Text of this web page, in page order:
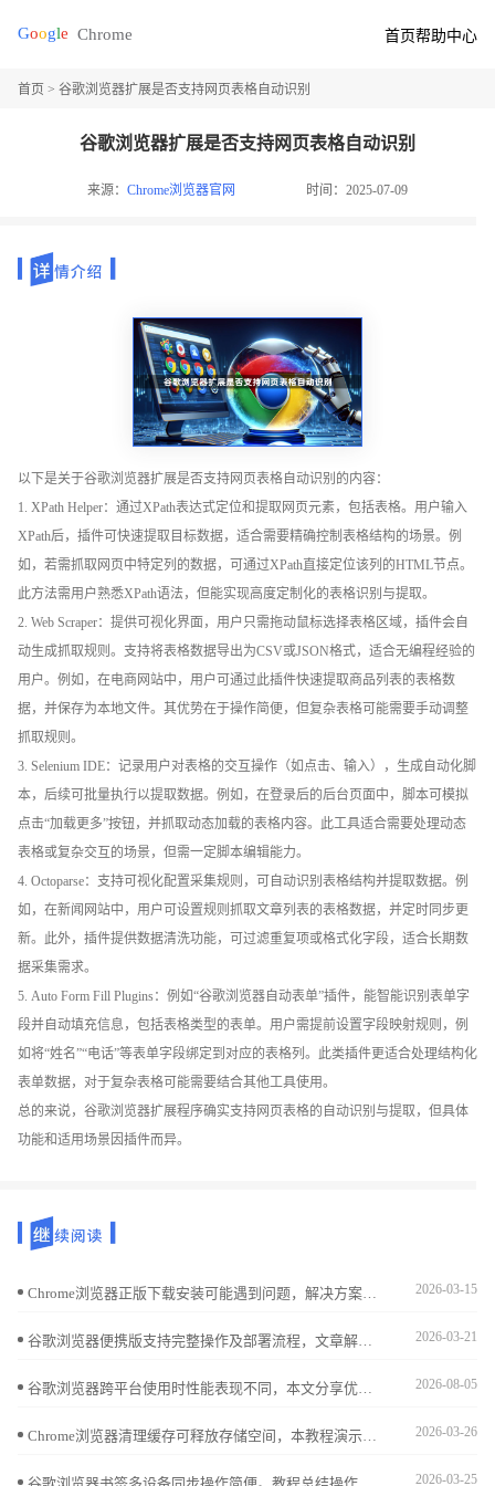
首页帮助中心
首页 > 谷歌浏览器扩展是否支持网页表格自动识别
谷歌浏览器扩展是否支持网页表格自动识别
来源：Chrome浏览器官网 时间：2025-07-09
以下是关于谷歌浏览器扩展是否支持网页表格自动识别的内容：
1. XPath Helper：通过XPath表达式定位和提取网页元素，包括表格。用户输入
XPath后，插件可快速提取目标数据，适合需要精确控制表格结构的场景。例
如，若需抓取网页中特定列的数据，可通过XPath直接定位该列的HTML节点。
此方法需用户熟悉XPath语法，但能实现高度定制化的表格识别与提取。
2. Web Scraper：提供可视化界面，用户只需拖动鼠标选择表格区域，插件会自
动生成抓取规则。支持将表格数据导出为CSV或JSON格式，适合无编程经验的
用户。例如，在电商网站中，用户可通过此插件快速提取商品列表的表格数
据，并保存为本地文件。其优势在于操作简便，但复杂表格可能需要手动调整
抓取规则。
3. Selenium IDE：记录用户对表格的交互操作（如点击、输入），生成自动化脚
本，后续可批量执行以提取数据。例如，在登录后的后台页面中，脚本可模拟
点击“加载更多”按钮，并抓取动态加载的表格内容。此工具适合需要处理动态
表格或复杂交互的场景，但需一定脚本编辑能力。
4. Octoparse：支持可视化配置采集规则，可自动识别表格结构并提取数据。例
如，在新闻网站中，用户可设置规则抓取文章列表的表格数据，并定时同步更
新。此外，插件提供数据清洗功能，可过滤重复项或格式化字段，适合长期数
据采集需求。
5. Auto Form Fill Plugins：例如“谷歌浏览器自动表单”插件，能智能识别表单字
段并自动填充信息，包括表格类型的表单。用户需提前设置字段映射规则，例
如将“姓名”“电话”等表单字段绑定到对应的表格列。此类插件更适合处理结构化
表单数据，对于复杂表格可能需要结合其他工具使用。
总的来说，谷歌浏览器扩展程序确实支持网页表格的自动识别与提取，但具体
功能和适用场景因插件而异。
Chrome浏览器正版下载安装可能遇到问题，解决方案总结经验技巧，帮助用户快速完成操作。 2026-03-15
谷歌浏览器便携版支持完整操作及部署流程，文章解析安装、配置及使用技巧，并分享移动办公优化方法，帮助用户高效完成全流程操作。 2026-03-21
谷歌浏览器跨平台使用时性能表现不同，本文分享优化经验和操作技巧解析，帮助用户高效提升浏览器性能和使用体验。 2026-08-05
Chrome浏览器清理缓存可释放存储空间，本教程演示操作方法并分析清理前后的网页加载差异，帮助用户平衡性能与速度，保持流畅浏览体验。 2026-03-26
2026-03-25